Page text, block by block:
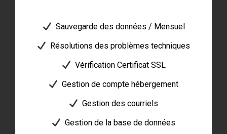
Sauvegarde des données / Mensuel
Résolutions des problèmes techniques
Vérification Certificat SSL
Gestion de compte hébergement
Gestion des courriels
Gestion de la base de données